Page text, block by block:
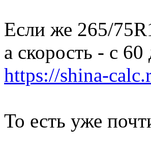
Если же 265/
а скорость - с
https://shina-
То есть уже